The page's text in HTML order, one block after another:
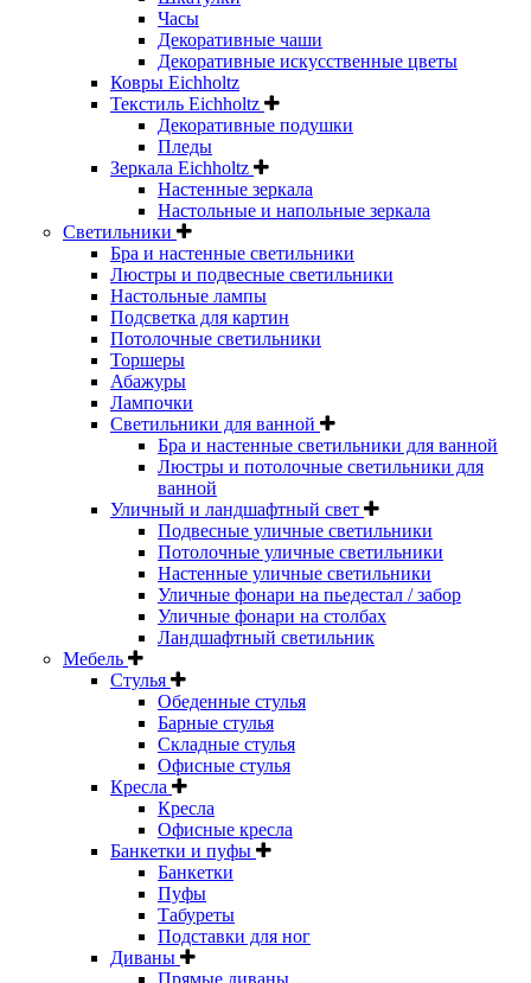
Часы
Декоративные чаши
Декоративные искусственные цветы
Ковры Eichholtz
Текстиль Eichholtz
Декоративные подушки
Пледы
Зеркала Eichholtz
Настенные зеркала
Настольные и напольные зеркала
Светильники
Бра и настенные светильники
Люстры и подвесные светильники
Настольные лампы
Подсветка для картин
Потолочные светильники
Торшеры
Абажуры
Лампочки
Светильники для ванной
Бра и настенные светильники для ванной
Люстры и потолочные светильники для
ванной
Уличный и ландшафтный свет
Подвесные уличные светильники
Потолочные уличные светильники
Настенные уличные светильники
Уличные фонари на пьедестал / забор
Уличные фонари на столбах
Ландшафтный светильник
Мебель
Стулья
Обеденные стулья
Барные стулья
Складные стулья
Офисные стулья
Кресла
Кресла
Офисные кресла
Банкетки и пуфы
Банкетки
Пуфы
Табуреты
Подставки для ног
Диваны
Прямые диваны